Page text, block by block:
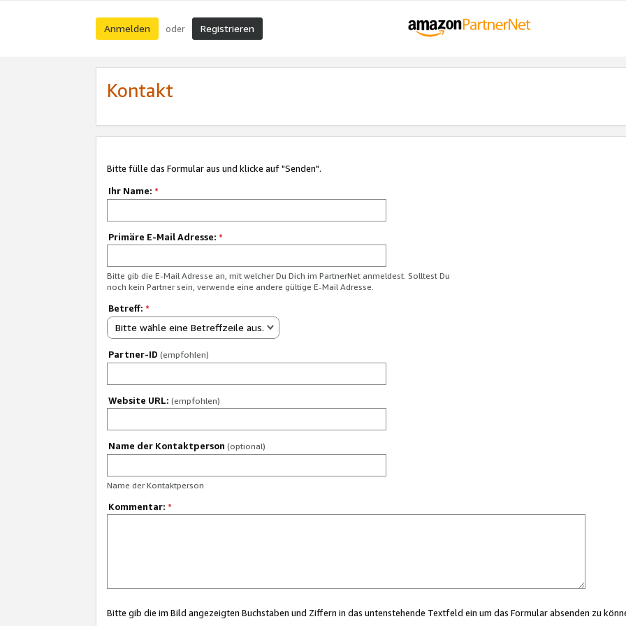
Anmelden oder Registrieren
Kontakt
Bitte fülle das Formular aus und klicke auf "Senden".
Ihr Name: *
Primäre E-Mail Adresse: *
Bitte gib die E-Mail Adresse an, mit welcher Du Dich im PartnerNet anmeldest. Solltest Du
noch kein Partner sein, verwende eine andere gültige E-Mail Adresse.
Betreff: *
Bitte wähle eine Betreffzeile aus.
Partner-ID (empfohlen)
Website URL: (empfohlen)
Name der Kontaktperson (optional)
Name der Kontaktperson
Kommentar: *
Bitte gib die im Bild angezeigten Buchstaben und Ziffern in das untenstehende Textfeld ein um das Formular absenden zu